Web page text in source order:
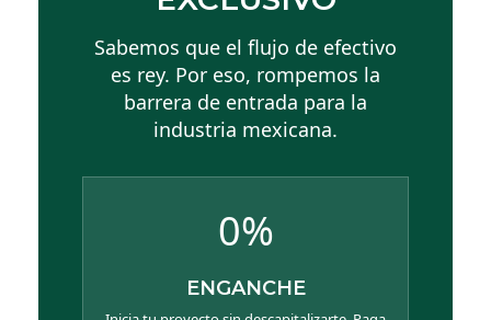
Sabemos que el flujo de efectivo
es rey. Por eso, rompemos la
barrera de entrada para la
industria mexicana.
0%
ENGANCHE